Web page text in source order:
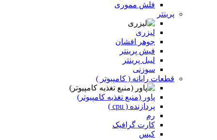
فلش مموری
پرینتر
لیزری
جوهر افشان
فیش پرینتر
لیبل پرینتر
سوزنی
قطعات رایانه ( کامپیوتر )
پاور (منبع تغذیه کامپیوتر)
پردازنده ( cpu )
رم
کارت گرافیک
کیس